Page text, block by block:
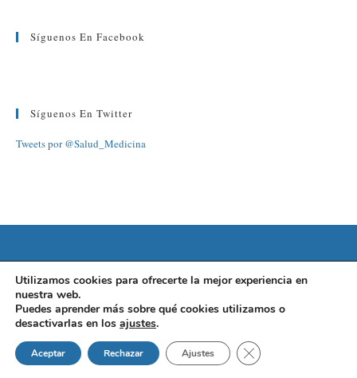
Síguenos En Facebook
Síguenos En Twitter
Tweets por @Salud_Medicina
AVISO LEGAL|POLÍTICA DE PRIVACIDAD|POLÍTICA DE
Utilizamos cookies para ofrecerte la mejor experiencia en
nuestra web.
Puedes aprender más sobre qué cookies utilizamos o
desactivarlas en los ajustes.
Aceptar Rechazar Ajustes Cerrar el banner de